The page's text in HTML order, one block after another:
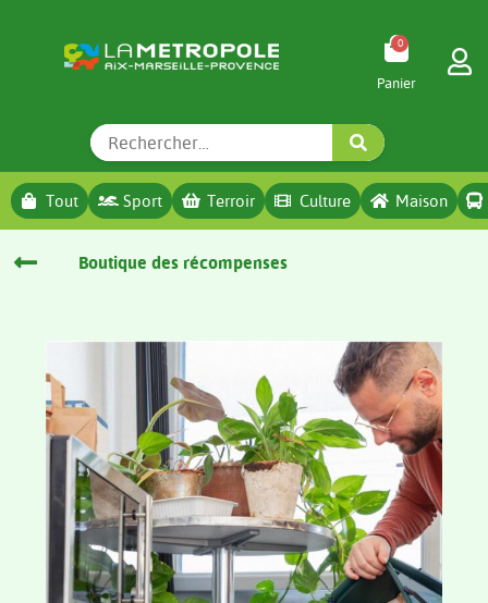
0
Tout Sport Terroir Culture Maison
Boutique des récompenses